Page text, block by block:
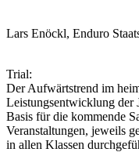
Lars Enöckl, Enduro
Trial:
Der Aufwärtstrend im
Leistungsentwicklung der
Basis für die kommende
Veranstaltungen, jeweils
in allen Klassen